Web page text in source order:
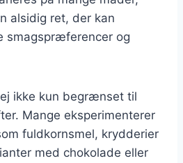
alsidig ret, der kan
smagspræferencer og
ikke kun begrænset til
Mange eksperimenterer
fuldkornsmel, krydderier
med chokolade eller